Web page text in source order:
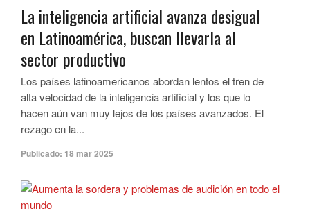
La inteligencia artificial avanza desigual
en Latinoamérica, buscan llevarla al
sector productivo
Los países latinoamericanos abordan lentos el tren de
alta velocidad de la inteligencia artificial y los que lo
hacen aún van muy lejos de los países avanzados. El
rezago en la...
Publicado: 18 mar 2025